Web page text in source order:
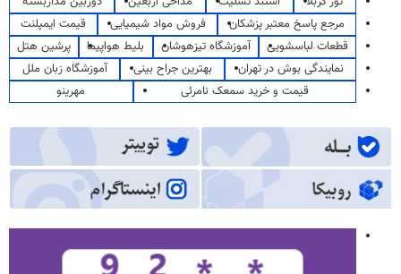
مرجع پاسخ معتبر پزشکان
فروش مواد شیمیایی
قیمت ایمپلنت
قطعات لباسشویی
آموزشگاه تیزهوشان بلیط هواپیما
پرشین هتل
نمایندگی بوش در تهران
بهترین جراح بینی
آموزشگاه زبان ملل
قیمت و خرید سمعک نامرئی
مهرینو